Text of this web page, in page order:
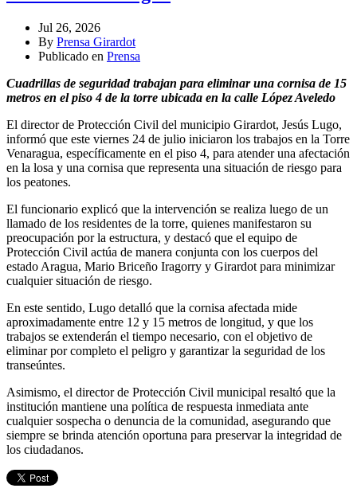
Jul 26, 2026
By Prensa Girardot
Publicado en Prensa
Cuadrillas de seguridad trabajan para eliminar una cornisa de 15
metros en el piso 4 de la torre ubicada en la calle López Aveledo
El director de Protección Civil del municipio Girardot, Jesús Lugo,
informó que este viernes 24 de julio iniciaron los trabajos en la Torre
Venaragua, específicamente en el piso 4, para atender una afectación
en la losa y una cornisa que representa una situación de riesgo para
los peatones.
El funcionario explicó que la intervención se realiza luego de un
llamado de los residentes de la torre, quienes manifestaron su
preocupación por la estructura, y destacó que el equipo de
Protección Civil actúa de manera conjunta con los cuerpos del
estado Aragua, Mario Briceño Iragorry y Girardot para minimizar
cualquier situación de riesgo.
En este sentido, Lugo detalló que la cornisa afectada mide
aproximadamente entre 12 y 15 metros de longitud, y que los
trabajos se extenderán el tiempo necesario, con el objetivo de
eliminar por completo el peligro y garantizar la seguridad de los
transeúntes.
Asimismo, el director de Protección Civil municipal resaltó que la
institución mantiene una política de respuesta inmediata ante
cualquier sospecha o denuncia de la comunidad, asegurando que
siempre se brinda atención oportuna para preservar la integridad de
los ciudadanos.